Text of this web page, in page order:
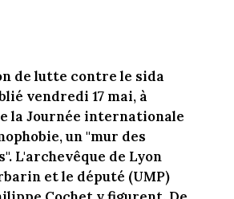
de lutte contre le sida
vendredi 17 mai, à
la Journée internationale
un "mur des
L'archevêque de Lyon
et le député (UMP)